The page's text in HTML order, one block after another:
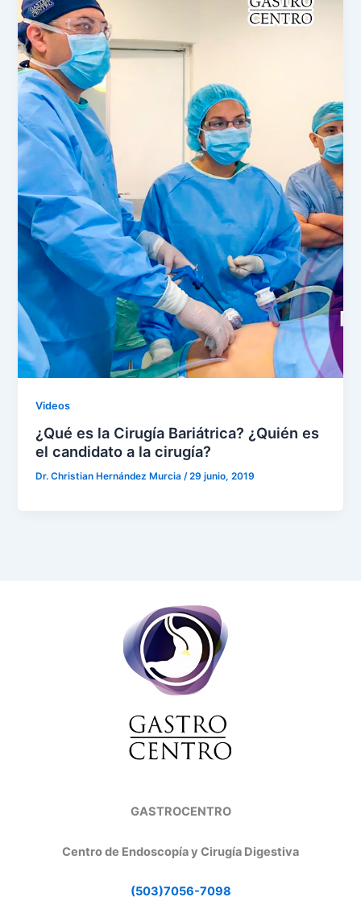
Videos
¿Qué es la Cirugía Bariátrica? ¿Quién es
el candidato a la cirugía?
Dr. Christian Hernández Murcia/29 junio, 2019
GASTROCENTRO
Centro de Endoscopía y Cirugía Digestiva
(503)7056-7098